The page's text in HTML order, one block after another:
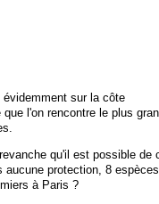
évidemment sur la côte
que l'on rencontre le plus
qu'il est possible de
aucune protection, 8 espèces
à Paris ?